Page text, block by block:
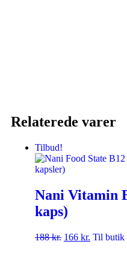
Relaterede varer
Tilbud!
Nani Vitamin
kaps)
188kr. 166 kr. Til butik